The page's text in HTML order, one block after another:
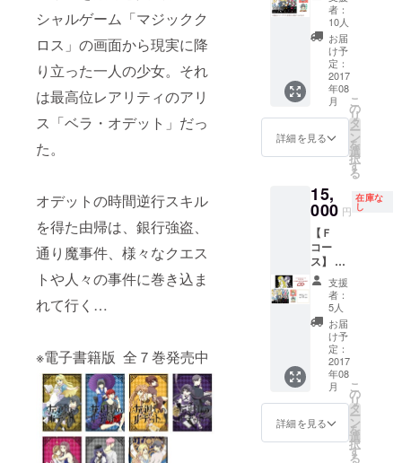
シャルゲーム「マジックク
ロス」の画面から現実に降
り立った一人の少女。それ
は最高位レアリティのアリ
ス「ベラ・オデット」だっ
た。
オデットの時間逆行スキル
を得た由帰は、銀行強盗、
通り魔事件、様々なクエス
トや人々の事件に巻き込ま
れて行く…
※電子書籍版 全７巻発売中
ティア
120（東
京ビッ
グサイ
ト）に
来られ
る方の
み。18
時～開
始予
にてご
案内し
ます。
交通費
は自身
でご負
担お願
いしま
す。 ・
夜の打
ち上げ
ご飯代
・おみ
や代 以
上の費
用はＰ
ｅｒｉ
デッ
ト」サ
イン入
り単行
本（全
４巻）
・ＬＩ
ＮＥス
タンプ
（16種
類）
者：
10人
お届
け予
定：
2017
年08
月
詳細を見る
こ
の
リ
タ
ー
ン
を
選
択
す
る
15,
000 円
在庫な
し
【Ｆ
コー
ス】 ・
「左廻
しのオ
デッ
ト」単
行本
（全４
巻） ・
ＬＩＮ
Ｅスタ
ンプ16
種類 ・
直筆サ
イン色
支援
者：
5人
お届
け予
定：
2017
年08
月
詳細を見る
こ
の
リ
タ
ー
ン
を
選
択
す
る